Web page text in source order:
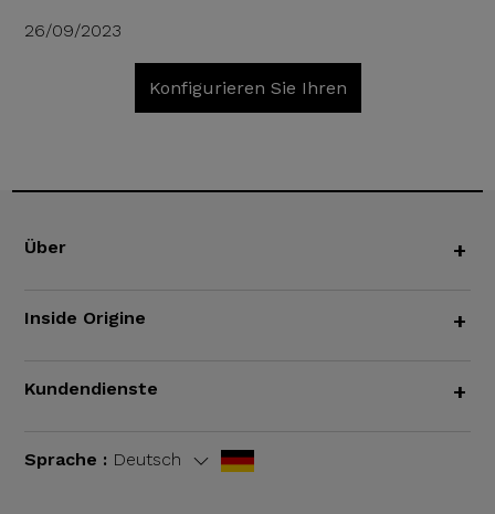
26/09/2023
Konfigurieren Sie Ihren
Über +
Inside Origine +
Kundendienste +
Sprache : Deutsch